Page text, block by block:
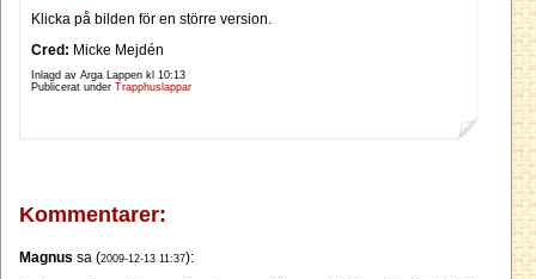
Klicka på bilden för en större version.
Cred: Micke Mejdén
Inlagd av Arga Lappen kl 10:13
Publicerat under Trapphuslappar
Kommentarer:
Magnus sa (2009-12-13 11:37):